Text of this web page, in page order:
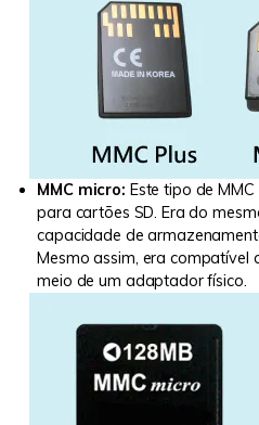
MMC micro: Este tipo de
para cartões SD. Era do
capacidade de
Mesmo assim, era compatível
meio de um adaptador físico.